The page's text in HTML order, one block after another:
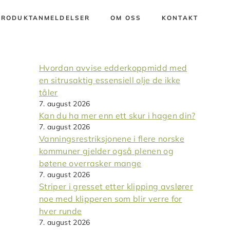
OM OSS KONTAKT
Hvordan avvise edderkoppmidd med
en sitrusaktig essensiell olje de ikke
tåler
7. august 2026
Kan du ha mer enn ett skur i hagen din?
7. august 2026
Vanningsrestriksjonene i flere norske
kommuner gjelder også plenen og
bøtene overrasker mange
7. august 2026
Striper i gresset etter klipping avslører
noe med klipperen som blir verre for
hver runde
7. august 2026